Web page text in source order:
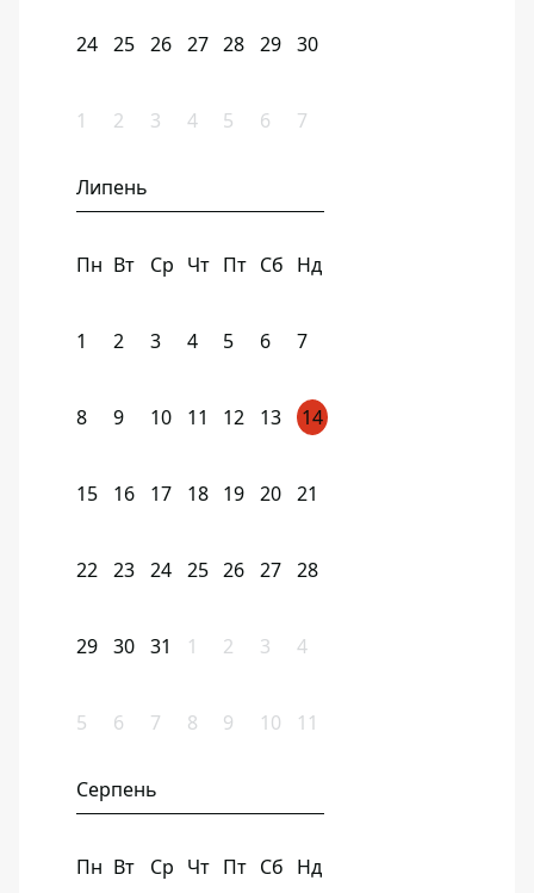
24 25 26 27 28 29 30
1 2 3 4 5 6 7
Липень
Пн Вт Ср Чт Пт Сб Нд
1 2 3 4 5 6 7
8 9 10 11 12 13 14
15 16 17 18 19 20 21
22 23 24 25 26 27 28
29 30 31 1 2 3 4
5 6 7 8 9 10 11
Серпень
Пн Вт Ср Чт Пт Сб Нд